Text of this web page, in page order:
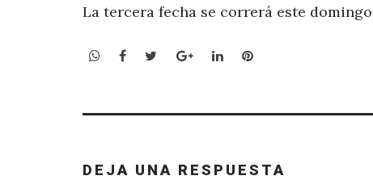
La tercera fecha se correrá este
WhatsApp
Facebook
TwitterGoogle+LinkedInPinterest
DEJA UNA RESPUESTA